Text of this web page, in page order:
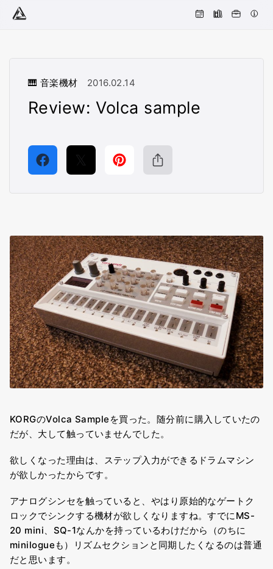
🎹 音楽機材 2016.02.14
Review: Volca sample
𝕏
KORGのVolca Sampleを買った。随分前に購入していたの
だが、大して触っていませんでした。
欲しくなった理由は、
ステップ入力ができるドラムマシン
が欲しかったから です。
アナログシンセを触っていると、やはり原始的なゲートク
ロックでシンクする機材が欲しくなりますね。すでにMS-
20 mini、SQ-1なんかを持っているわけだから（のちに
minilogueも）リズムセクションと同期したくなるのは普通
だと思います。